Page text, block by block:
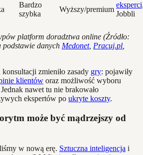
Bardzo
szybka
Wyższy/premium
eksperci
Jobbli
platform doradztwa online (Źródło:
podstawie danych Medonet, Pracuj.pl
zmieniło zasady gry: pojawiły
klientów oraz możliwość wyboru
nawet tu nie brakowało
ekspertów po ukryte koszty.
może być mądrzejszy od
w nową erę. Sztuczna inteligencja i